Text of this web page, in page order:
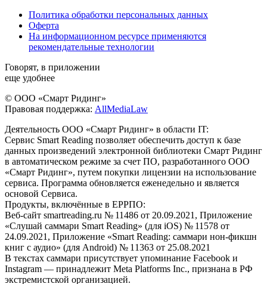
Политика обработки персональных данных
Оферта
На информационном ресурсе применяются
рекомендательные технологии
Говорят, в приложении
еще удобнее
© ООО «Смарт Ридинг»
Правовая поддержка: AllMediaLaw
Деятельность ООО «Смарт Ридинг» в области IT:
Сервис Smart Reading позволяет обеспечить доступ к базе
данных произведений электронной библиотеки Смарт Ридинг
в автоматическом режиме за счет ПО, разработанного ООО
«Смарт Ридинг», путем покупки лицензии на использование
сервиса. Программа обновляется еженедельно и является
основой Сервиса.
Продукты, включённые в ЕРРПО:
Веб-сайт smartreading.ru № 11486 от 20.09.2021, Приложение
«Слушай саммари Smart Reading» (для iOS) № 11578 от
24.09.2021, Приложение «Smart Reading: саммари нон-фикшн
книг с аудио» (для Android) № 11363 от 25.08.2021
В текстах саммари присутствует упоминание Facebook и
Instagram — принадлежит Meta Platforms Inc., признана в РФ
экстремистской организацией.